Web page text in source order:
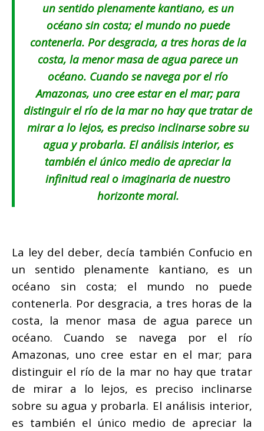
un sentido plenamente kantiano, es un
océano sin costa; el mundo no puede
contenerla. Por desgracia, a tres horas de la
costa, la menor masa de agua parece un
océano. Cuando se navega por el río
Amazonas, uno cree estar en el mar; para
distinguir el río de la mar no hay que tratar de
mirar a lo lejos, es preciso inclinarse sobre su
agua y probarla. El análisis interior, es
también el único medio de apreciar la
infinitud real o imaginaria de nuestro
horizonte moral.
La ley del deber, decía también Confucio en
un sentido plenamente kantiano, es un
océano sin costa; el mundo no puede
contenerla. Por desgracia, a tres horas de la
costa, la menor masa de agua parece un
océano. Cuando se navega por el río
Amazonas, uno cree estar en el mar; para
distinguir el río de la mar no hay que tratar
de mirar a lo lejos, es preciso inclinarse
sobre su agua y probarla. El análisis interior,
es también el único medio de apreciar la